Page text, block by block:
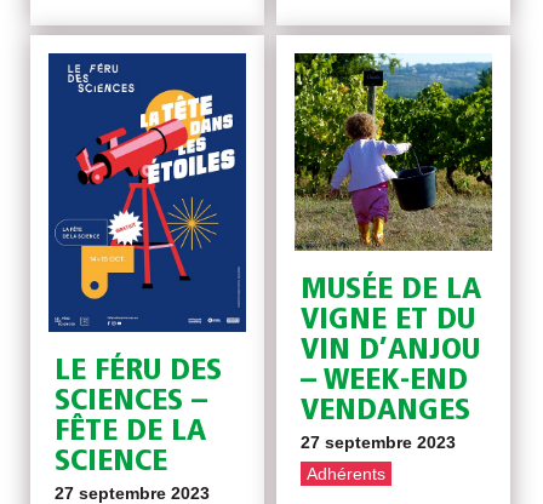
LE FÉRU DES
SCIENCES –
FÊTE DE LA
SCIENCE
27 septembre 2023
MUSÉE DE LA
VIGNE ET DU
VIN D’ANJOU
– WEEK-END
VENDANGES
27 septembre 2023
Adhérents